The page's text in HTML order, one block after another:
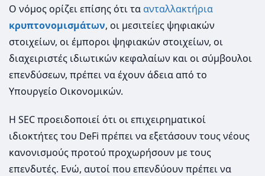
Ο νόμος ορίζει επίσης ότι ταανταλλακτήρια
κρυπτονομισμάτων, οι μεσιτείες ψηφιακών
στοιχείων, οι έμποροι ψηφιακών στοιχείων, οι
διαχειριστές ιδιωτικών κεφαλαίων και οι σύμβουλοι
επενδύσεων, πρέπει να έχουν άδεια από το
Υπουργείο Οικονομικών.
Η SEC προειδοποιεί ότι οι επιχειρηματικοί
ιδιοκτήτες του DeFi πρέπει να εξετάσουν τους νέους
κανονισμούς προτού προχωρήσουν με τους
επενδυτές. Ενώ, αυτοί που επενδύουν πρέπει να